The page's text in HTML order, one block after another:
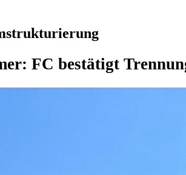
FC bestätigt